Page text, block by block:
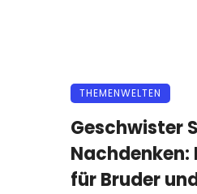
THEMENWELTEN
Geschwister
für Bruder